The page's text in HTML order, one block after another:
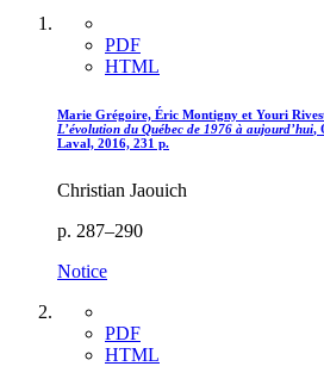
PDF
HTML
Marie Grégoire, Éric Montigny et Youri
L’évolution du Québec de 1976 à aujourd’hui,
Laval, 2016, 231 p.
Christian Jaouich
p. 287–290
Notice
PDF
HTML